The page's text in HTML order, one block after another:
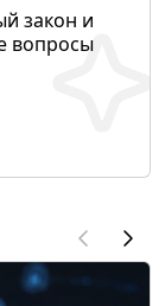
закон и
вопросы